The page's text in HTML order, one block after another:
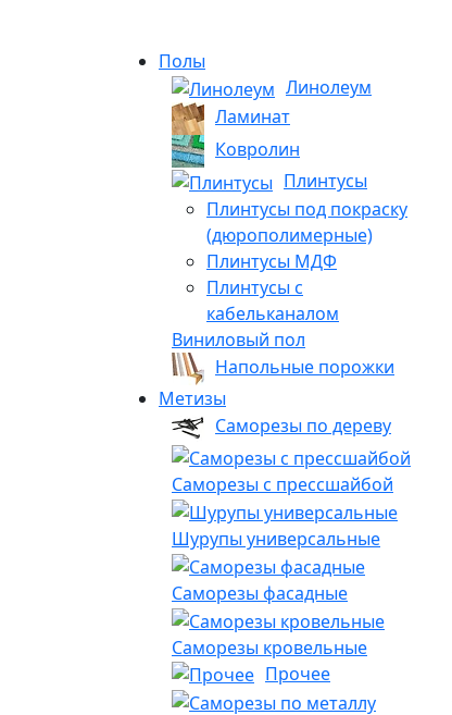
Полы
Линолеум
Ламинат
Ковролин
Плинтусы
Плинтусы под покраску
(дюрополимерные)
Плинтусы МДФ
Плинтусы с
кабельканалом
Виниловый пол
Напольные порожки
Метизы
Саморезы по дереву
Саморезы с прессшайбой
Шурупы универсальные
Саморезы фасадные
Саморезы кровельные
Прочее